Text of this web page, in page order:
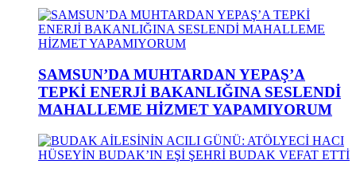
SAMSUN’DA MUHTARDAN YEPAŞ’A
TEPKİ ENERJİ BAKANLIĞINA SESLENDİ
MAHALLEME HİZMET YAPAMIYORUM